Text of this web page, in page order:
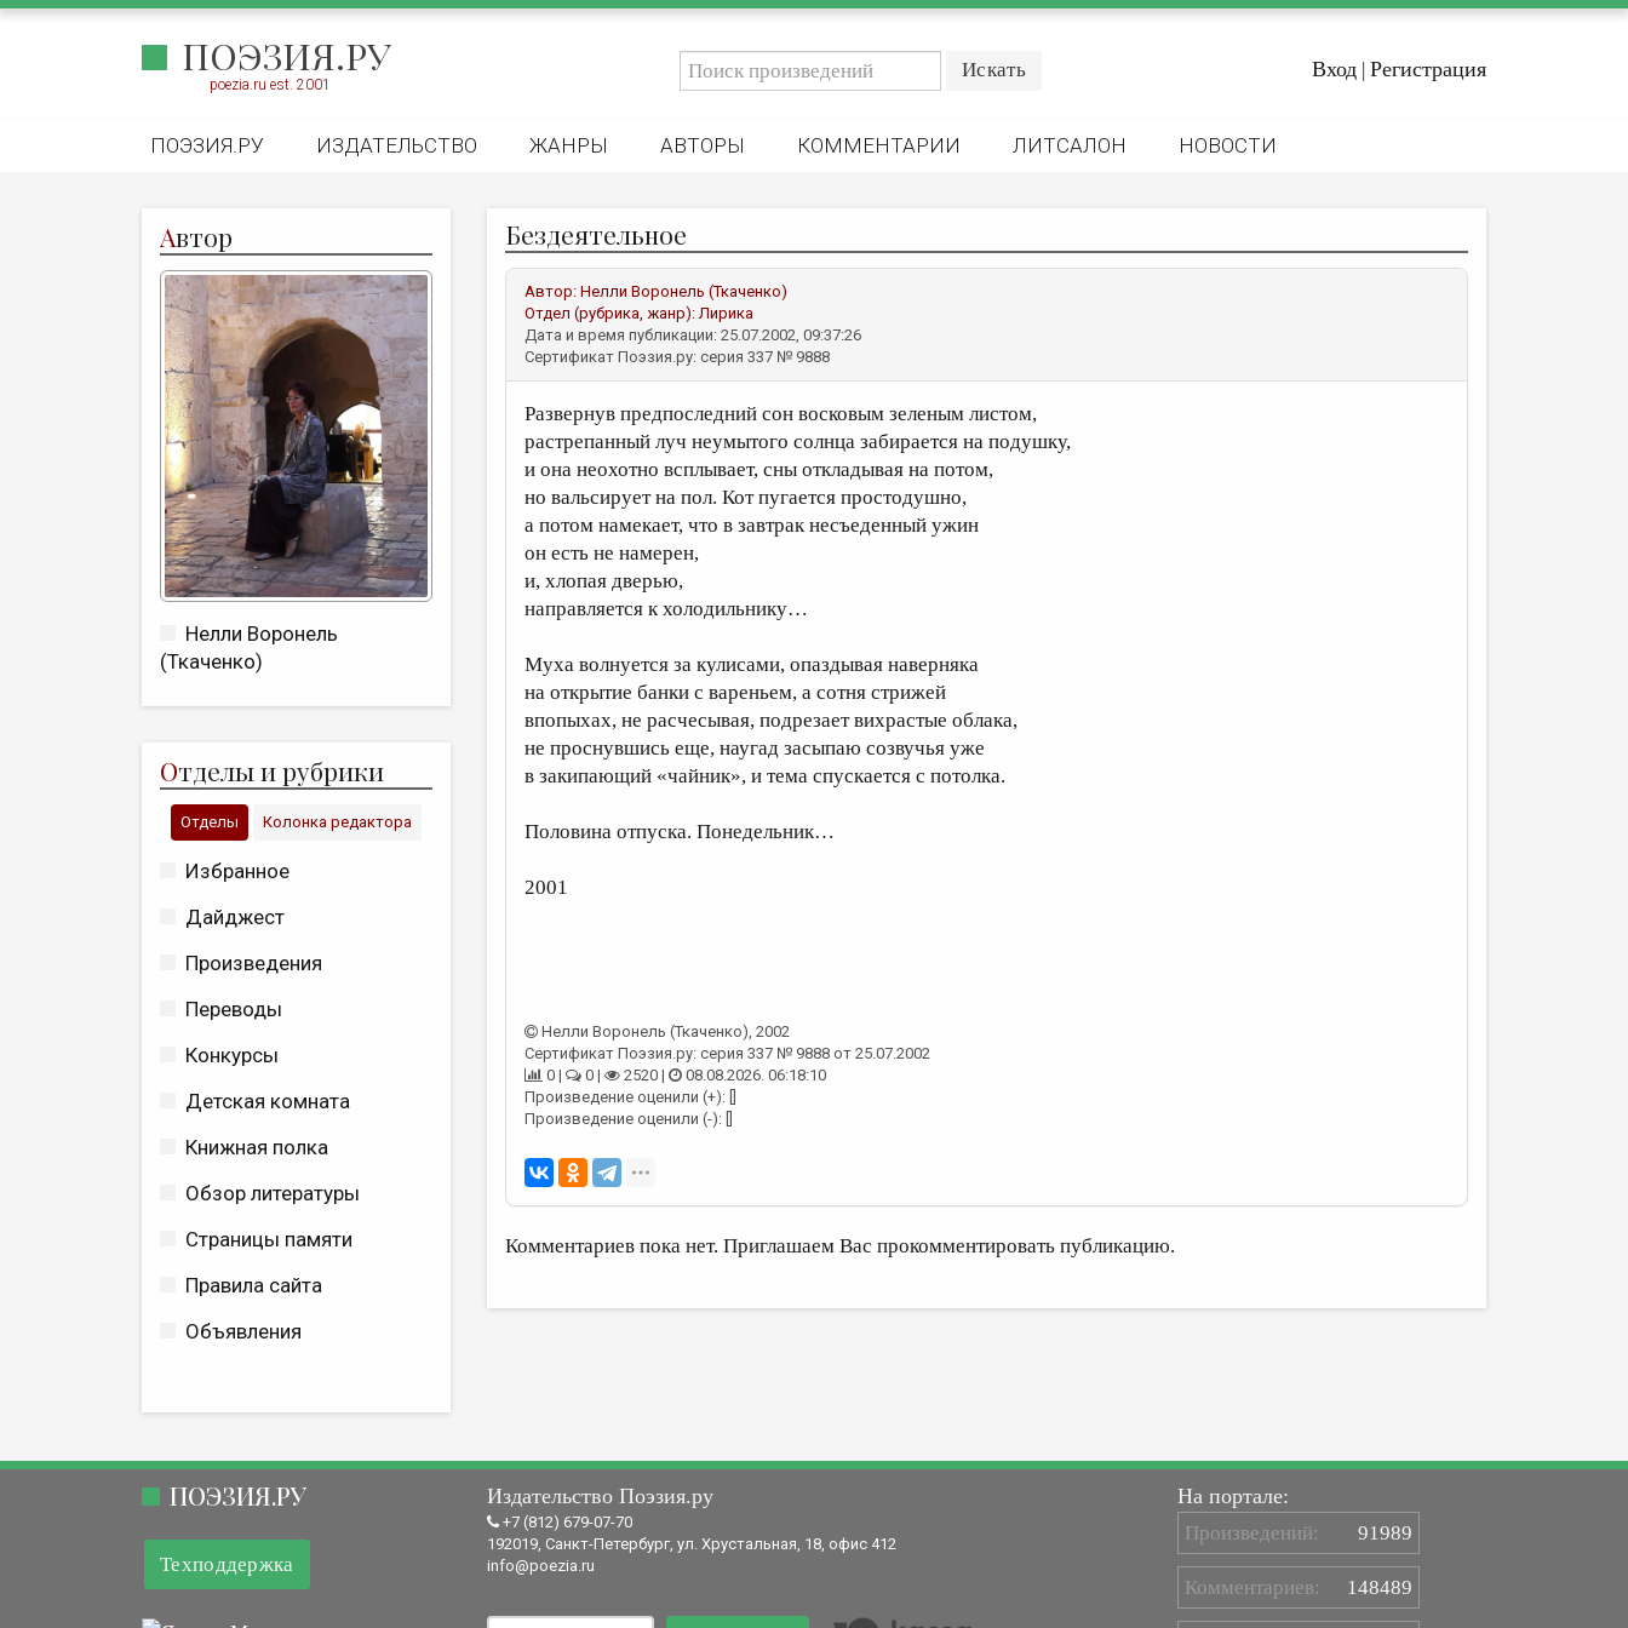
ПОЭЗИЯ.РУ
poezia.ru est. 2001
Вход | Регистрация
ПОЭЗИЯ.РУ ИЗДАТЕЛЬСТВО ЖАНРЫ АВТОРЫ КОММЕНТАРИИ ЛИТСАЛОН НОВОСТИ
Автор
Нелли Воронель
(Ткаченко)
Отделы и рубрики
Отделы Колонка редактора
Избранное
Дайджест
Произведения
Переводы
Конкурсы
Детская комната
Книжная полка
Обзор литературы
Страницы памяти
Правила сайта
Объявления
Бездеятельное
Автор: Нелли Воронель (Ткаченко)
Отдел (рубрика, жанр):Лирика
Дата и время публикации: 25.07.2002, 09:37:26
Сертификат Поэзия.ру: серия 337 № 9888
Развернув предпоследний сон восковым зеленым листом,
растрепанный луч неумытого солнца забирается на подушку,
и она неохотно всплывает, сны откладывая на потом,
но вальсирует на пол. Кот пугается простодушно,
а потом намекает, что в завтрак несъеденный ужин
он есть не намерен,
и, хлопая дверью,
направляется к холодильнику…
Муха волнуется за кулисами, опаздывая наверняка
на открытие банки с вареньем, а сотня стрижей
впопыхах, не расчесывая, подрезает вихрастые облака,
не проснувшись еще, наугад засыпаю созвучья уже
в закипающий «чайник», и тема спускается с потолка.
Половина отпуска. Понедельник…
2001
Нелли Воронель (Ткаченко), 2002
Сертификат Поэзия.ру: серия 337 № 9888 от 25.07.2002
0 |
0 | 2520 |
08.08.2026. 06:18:10
Произведение оценили (+): []
Произведение оценили (-): []
Комментариев пока нет. Приглашаем Вас прокомментировать публикацию.
ПОЭЗИЯ.РУ
Техподдержка
Издательство Поэзия.ру
+7 (812) 679-07-70
192019, Санкт-Петербург, ул. Хрустальная, 18, офис 412
info@poezia.ru
На портале:
Произведений: 91989
Комментариев: 148489